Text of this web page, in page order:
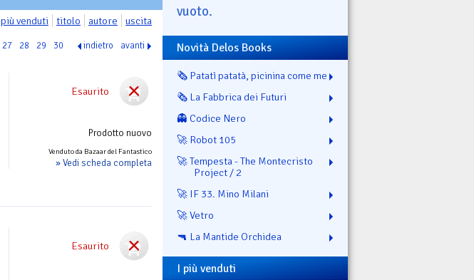
più venduti titolo autore uscita
27 28 29 30 indietro avanti
Esaurito
Prodotto nuovo
Venduto da Bazaar del Fantastico
» Vedi scheda completa
Esaurito
vuoto.
Novità Delos Books
🗞️ Patatì patatà, picinina come me
🗞️ La Fabbrica dei Futuri
👻 Codice Nero
🚀 Robot 105
🚀 Tempesta - The Montecristo
Project / 2
🚀 IF 33. Mino Milani
🚀 Vetro
🔫 La Mantide Orchidea
I più venduti